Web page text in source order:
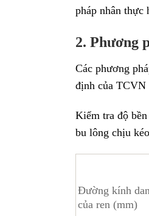
pháp nhân thực
2. Phương
Các phương
định của TCVN
Kiểm tra độ
bu lông chịu
Đường kính
của ren (mm)